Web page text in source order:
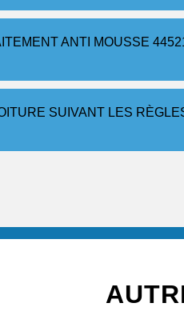
ANTI MOUSSE
SUIVANT LES